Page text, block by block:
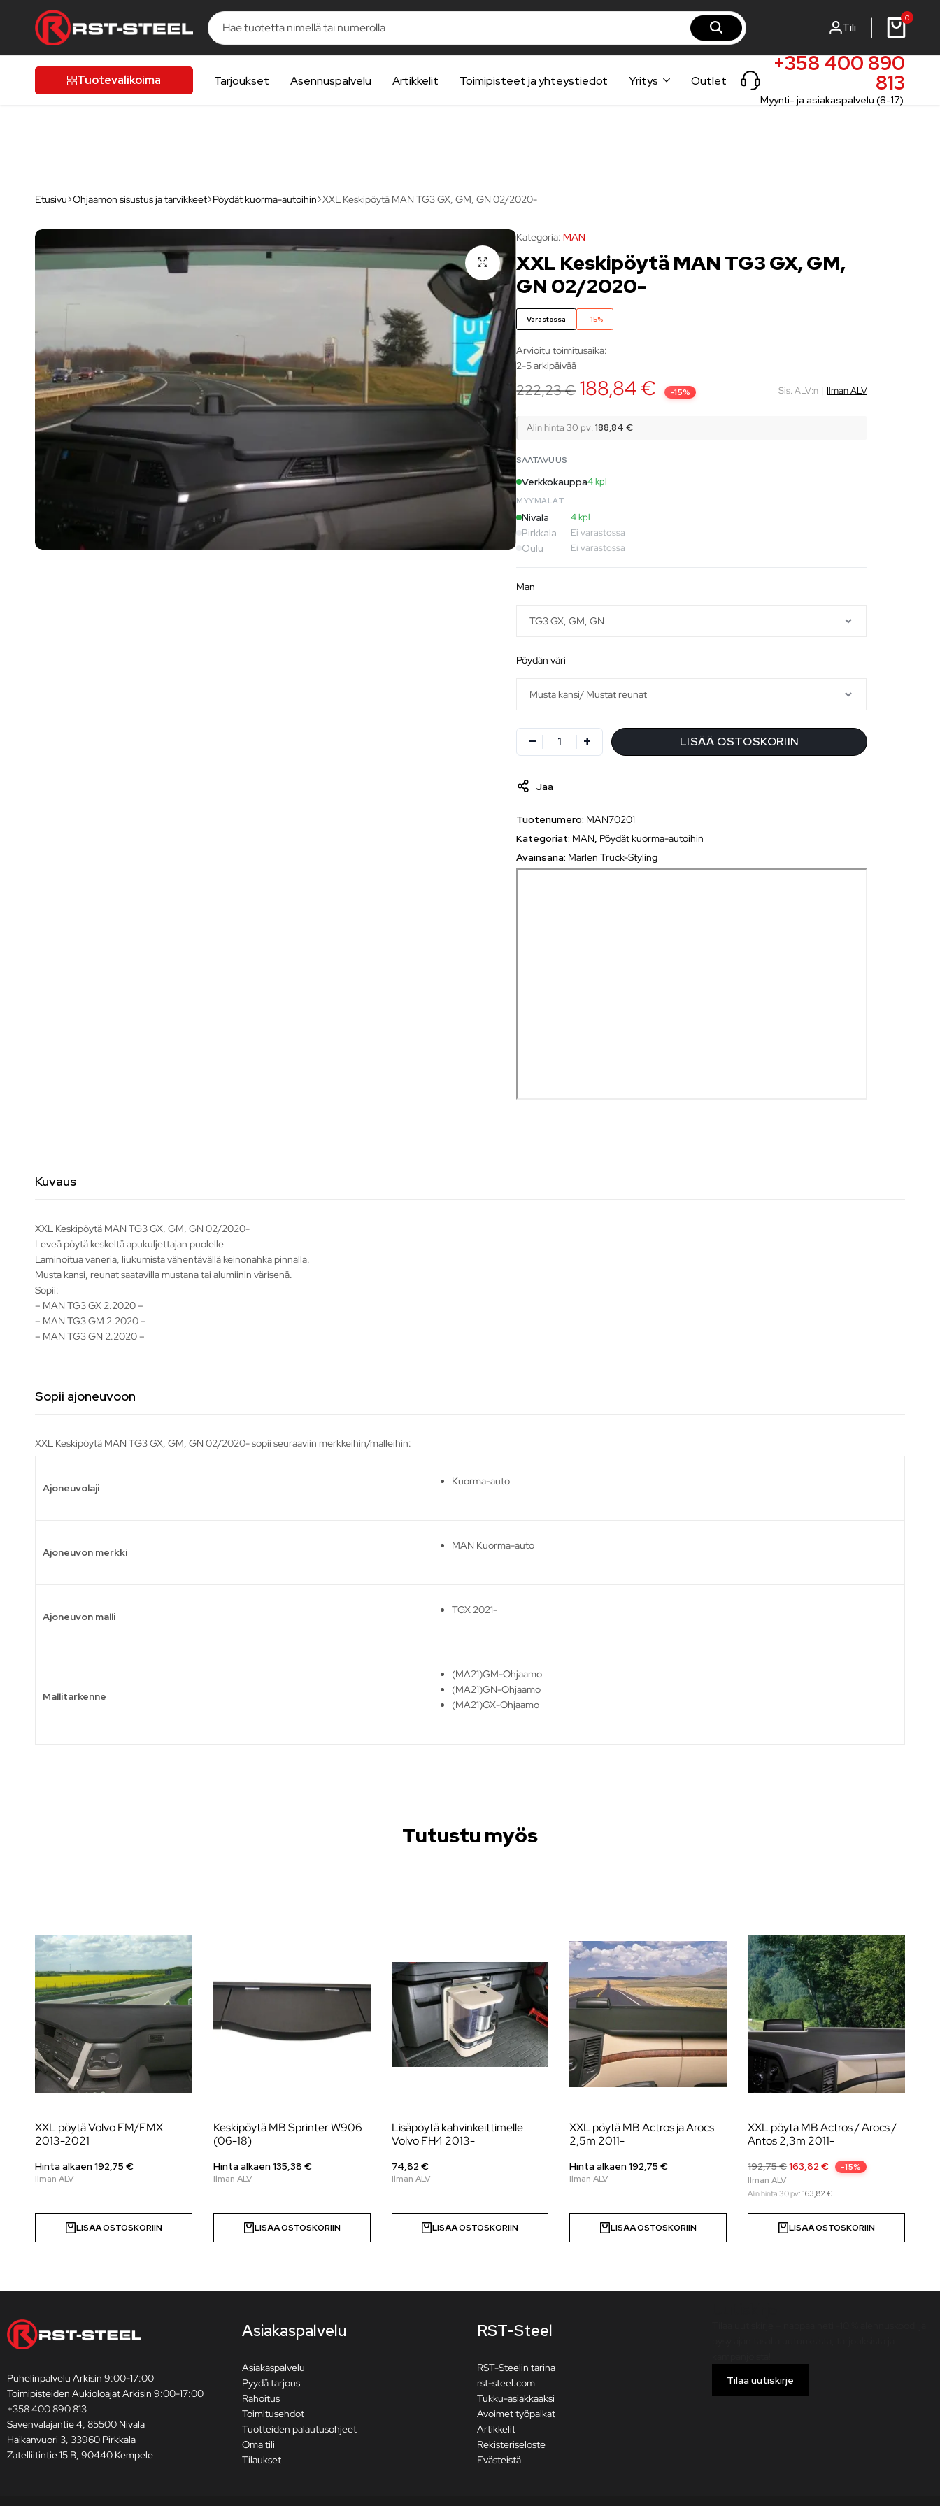
RST-
Steel
Kotimaista
laatua,
laatutietoiselle
autoilijalle
Tili
0
Tuotevalikoima Tarjoukset Asennuspalvelu Artikkelit Toimipisteet ja yhteystiedot Yritys Outlet
+358 400 890
813
Myynti- ja asiakaspalvelu (8-17)
Etusivu Ohjaamon sisustus ja tarvikkeet Pöydät kuorma-autoihin XXL Keskipöytä MAN TG3 GX, GM, GN 02/2020-
Kategoria: MAN
XXL Keskipöytä MAN TG3 GX, GM,
GN 02/2020-
Varastossa -15%
Arvioitu toimitusaika:
2-5 arkipäivää
222,23€ 188,84€ -15% Sis. ALV:n | Ilman ALV
Alin hinta 30 pv: 188,84 €
SAATAVUUS
Verkkokauppa4 kpl
MYYMÄLÄT
Nivala 4 kpl
Pirkkala Ei varastossa
Oulu Ei varastossa
man
pöydän väri
LISÄÄ OSTOSKORIIN
Jaa
Tuotenumero: MAN70201
Kategoriat: MAN Pöydät kuorma-autoihin
Avainsana: Marlen Truck-Styling
Kuvaus
XXL Keskipöytä MAN TG3 GX, GM, GN 02/2020-
Leveä pöytä keskeltä apukuljettajan puolelle
Laminoitua vaneria, liukumista vähentävällä keinonahka pinnalla.
Musta kansi, reunat saatavilla mustana tai alumiinin värisenä.
Sopii:
– MAN TG3 GX 2.2020 –
– MAN TG3 GM 2.2020 –
– MAN TG3 GN 2.2020 –
Sopii ajoneuvoon
XXL Keskipöytä MAN TG3 GX, GM, GN 02/2020- sopii seuraaviin merkkeihin/malleihin:
Ajoneuvolaji
Kuorma-auto
Ajoneuvon merkki
MAN Kuorma-auto
Ajoneuvon malli
TGX 2021-
Mallitarkenne
(MA21)GM-Ohjaamo
(MA21)GN-Ohjaamo
(MA21)GX-Ohjaamo
Tutustu myös
XXL pöytä Volvo FM/FMX
2013-2021
Hinta alkaen 192,75 €
LISÄÄ OSTOSKORIIN
Keskipöytä MB Sprinter W906
(06-18)
Hinta alkaen 135,38 €
LISÄÄ OSTOSKORIIN
Lisäpöytä kahvinkeittimelle
Volvo FH4 2013-
74,82 €
LISÄÄ OSTOSKORIIN
XXL pöytä MB Actros ja Arocs
2,5m 2011-
Hinta alkaen 192,75 €
LISÄÄ OSTOSKORIIN
XXL pöytä MB Actros / Arocs /
Antos 2,3m 2011-
192,75€163,82€ -15%
Alin hinta 30 pv: 163,82€
LISÄÄ OSTOSKORIIN
Puhelinpalvelu Arkisin 9:00-17:00
Toimipisteiden Aukioloajat Arkisin 9:00-17:00
+358 400 890 813
Savenvalajantie 4, 85500 Nivala
Haikanvuori 3, 33960 Pirkkala
Zatelliitintie 15 B, 90440 Kempele
Asiakaspalvelu
Asiakaspalvelu
Pyydä tarjous
Rahoitus
Toimitusehdot
Tuotteiden palautusohjeet
Oma tili
Tilaukset
RST-Steel
RST-Steelin tarina
rst-steel.com
Tukku-asiakkaaksi
Avoimet työpaikat
Artikkelit
Rekisteriseloste
Evästeistä
Tilaa uutiskirje